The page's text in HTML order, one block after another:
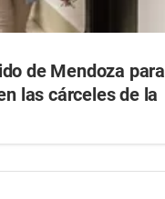
de Mendoza para
las cárceles de la